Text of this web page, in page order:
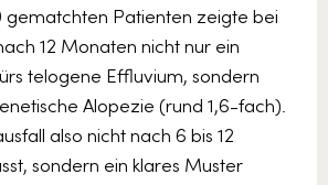
Patienten zeigte bei
12 Monaten nicht nur ein
telogene Effluvium, sondern
Alopezie (rund 1,6-fach).
also nicht nach 6 bis 12
sondern ein klares Muster